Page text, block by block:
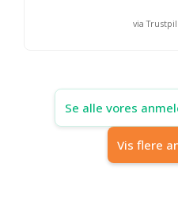
via
Se alle vores
Vis flere